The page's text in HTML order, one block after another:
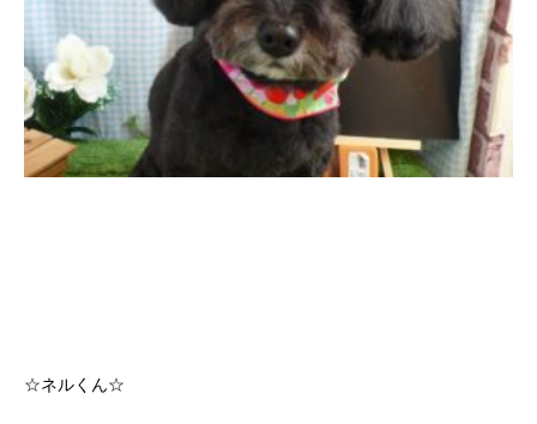
☆ネルくん☆